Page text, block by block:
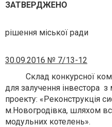
ЗАТВЕРДЖЕНО
рішення міської ради
30.09.2016 № 7/13-12
Склад конкурсної
для залучення інвестора
проекту: «Реконструкція
м.Новогродівка, шляхом
модульних котелень».